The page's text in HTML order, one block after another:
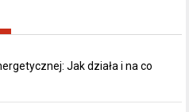
Jak działa i na co